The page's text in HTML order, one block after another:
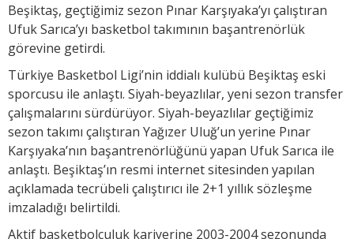
Beşiktaş, geçtiğimiz sezon Pınar Karşıyaka’yı çalıştıran
Ufuk Sarıca’yı basketbol takımının başantrenörlük
görevine getirdi.
Türkiye Basketbol Ligi’nin iddialı kulübü Beşiktaş eski
sporcusu ile anlaştı. Siyah-beyazlılar, yeni sezon transfer
çalışmalarını sürdürüyor. Siyah-beyazlılar geçtiğimiz
sezon takımı çalıştıran Yağızer Uluğ’un yerine Pınar
Karşıyaka’nın başantrenörlüğünü yapan Ufuk Sarıca ile
anlaştı. Beşiktaş’ın resmi internet sitesinden yapılan
açıklamada tecrübeli çalıştırıcı ile 2+1 yıllık sözleşme
imzaladığı belirtildi.
Aktif basketbolculuk kariyerine 2003-2004 sezonunda